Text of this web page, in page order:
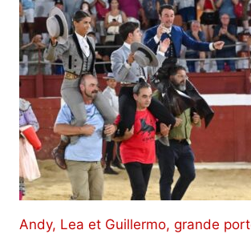
Andy, Lea et Guillermo, grande